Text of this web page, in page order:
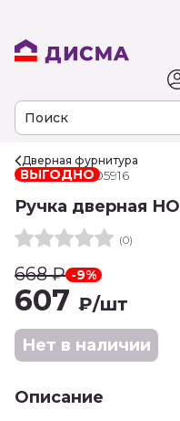
Дверная фурнитура
ВЫГОДНО
Арт. РТ-00005916
Ручка дверная
(0)
668₽ -9%
607 ₽/шт
Нет в наличии
Описание